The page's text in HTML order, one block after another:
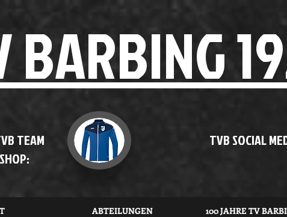
BARBING
TEAM
SHOP:
TVB SOCIAL
ABTEILUNGEN 100 JAHRE TV